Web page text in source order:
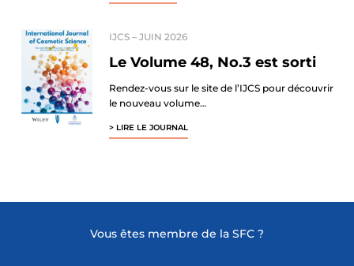
IJCS – JUIN 2026
Le Volume 48, No.3 est sorti
Rendez-vous sur le site de l’IJCS pour découvrir
le nouveau volume…
> LIRE LE JOURNAL
Vous êtes membre de la SFC ?